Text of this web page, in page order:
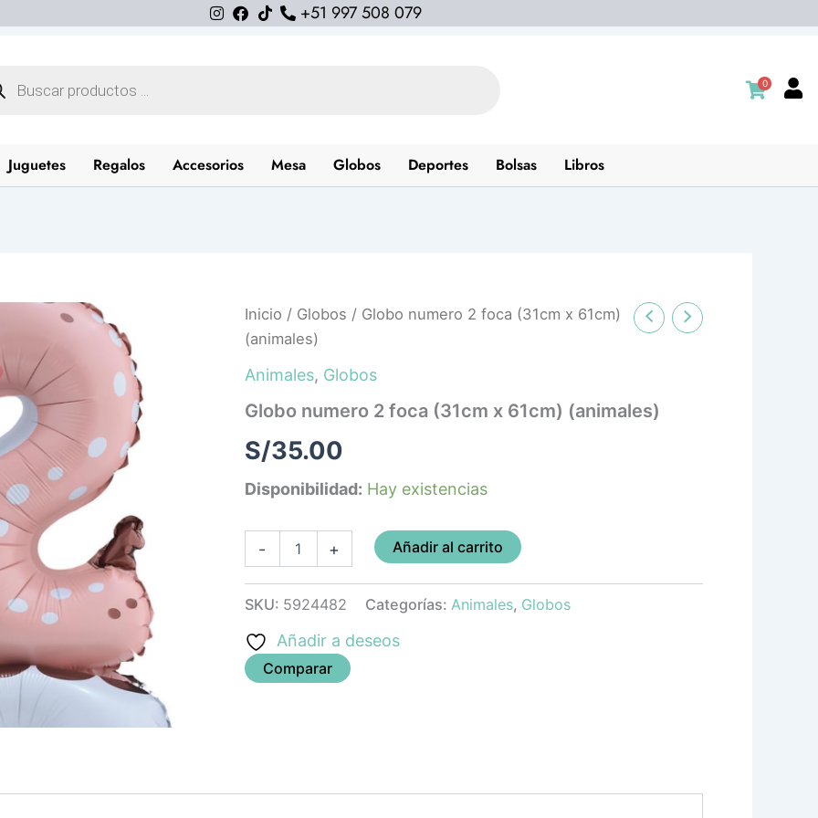
+51 997 508 079
0
Juguetes Regalos Accesorios Mesa Globos Deportes Bolsas Libros
Inicio / Globos / Globo numero 2 foca (31cm x 61cm)
(animales)
Animales, Globos
Globo numero 2 foca (31cm x 61cm) (animales)
S/35.00
Disponibilidad: Hay existencias
-
Globo
2
foca
(31cm
x
61cm)
(animales)
cantidad
+ Añadir al carrito
SKU: 5924482 Categorías: Animales, Globos
Añadir a deseos
Comparar